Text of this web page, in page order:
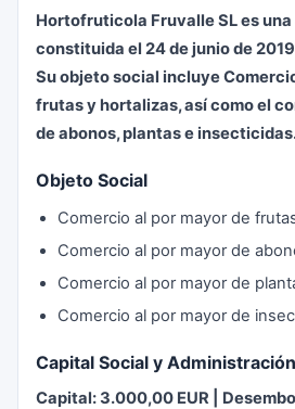
Hortofruticola Fruvalle SL es
constituida el 24 de junio de
Su objeto social incluye
frutas y hortalizas, así como el
de abonos, plantas e
Objeto Social
Comercio al por mayor de
Comercio al por mayor de
Comercio al por mayor de
Comercio al por mayor de
Capital Social y Administración
Capital: 3.000,00 EUR |